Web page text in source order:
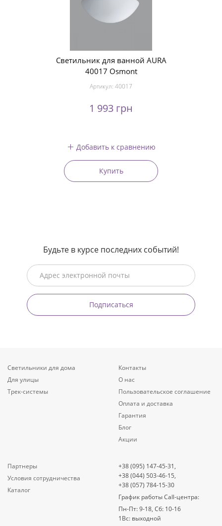
Светильник для ванной AURA
40017 Osmont
Артикул: 40017
1 993 грн
Добавить к сравнению
Купить
Будьте в курсе последних событий!
Подписаться
Светильники для дома
Для улицы
Трек-системы
Контакты
О нас
Пользовательское соглашение
Оплата и доставка
Гарантия
Блог
Акции
Партнеры
Условия сотрудничества
Каталог
+38 (095) 147-45-31,
+38 (044) 503-46-15,
+38 (057) 784-15-30
График работы Call-центра:
Пн-Пт: 9-18, Сб: 10-16
1Вс: выходной